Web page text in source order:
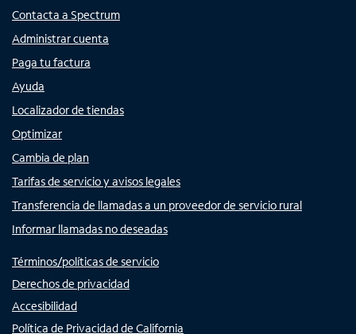
Contacta a Spectrum
Administrar cuenta
Paga tu factura
Ayuda
Localizador de tiendas
Optimizar
Cambia de plan
Tarifas de servicio y avisos legales
Transferencia de llamadas a un proveedor de servicio rural
Informar llamadas no deseadas
Términos/políticas de servicio
Derechos de privacidad
Accesibilidad
Política de Privacidad de California